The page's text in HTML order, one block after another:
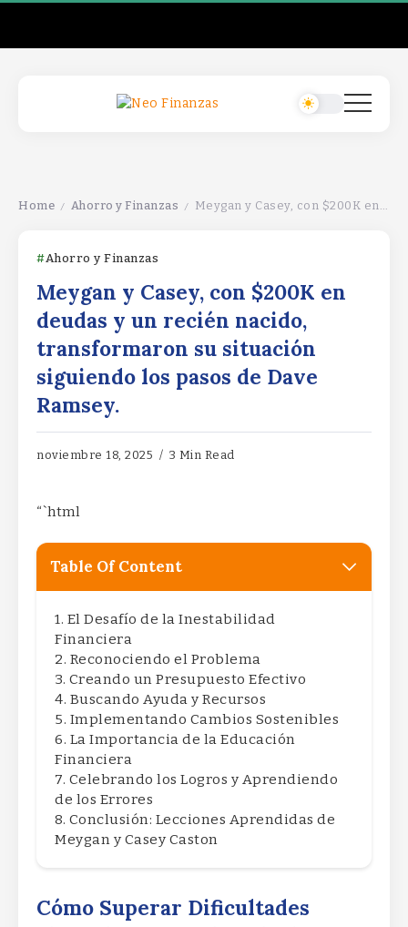
Home / Ahorro y Finanzas / Meygan y Casey, con $200K en deudas y un recién nacido, transformaron su situación siguiendo los pasos de Dave Ramsey.
Ahorro y Finanzas
Meygan y Casey, con $200K en
deudas y un recién nacido,
transformaron su situación
siguiendo los pasos de Dave
Ramsey.
noviembre 18, 2025 3 Min Read
“`html
Table Of Content
El Desafío de la Inestabilidad
Financiera
Reconociendo el Problema
Creando un Presupuesto Efectivo
Buscando Ayuda y Recursos
Implementando Cambios Sostenibles
La Importancia de la Educación
Financiera
Celebrando los Logros y Aprendiendo
de los Errores
Conclusión: Lecciones Aprendidas de
Meygan y Casey Caston
Cómo Superar Dificultades